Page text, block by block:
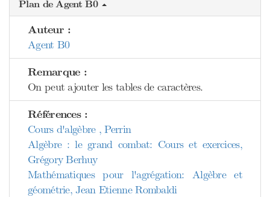
Plan de Agent B0
Auteur :
Agent B0
Remarque :
On peut ajouter les tables de caractères.
Références :
Cours d'algèbre , Perrin
Algèbre : le grand combat: Cours et exercices,
Grégory Berhuy
Mathématiques pour l'agrégation: Algèbre et
géométrie, Jean Etienne Rombaldi